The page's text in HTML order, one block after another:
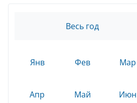
Весь год
Янв Фев Мар
Апр Май Июн